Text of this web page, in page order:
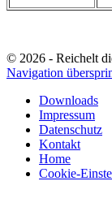
© 2026 - Reichelt
Navigation
Downloads
Impressum
Datenschutz
Kontakt
Home
Cookie-